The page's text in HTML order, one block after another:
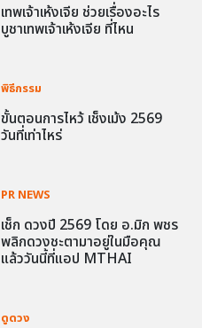
เทพเจ้าเห้งเจีย ช่วยเรื่องอะไร
บูชาเทพเจ้าเห้งเจีย ที่ไหน
พิธีกรรม
ขั้นตอนการไหว้ เช็งเม้ง 2569
วันที่เท่าไหร่
PR NEWS
เช็ก ดวงปี 2569 โดย อ.มิก พชร
พลิกดวงชะตามาอยู่ในมือคุณ
แล้ววันนี้ที่แอป MTHAI
ดูดวง